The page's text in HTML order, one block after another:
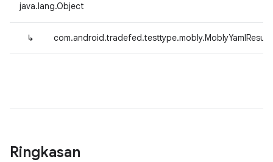
java.lang.Object
↳
Ringkasan